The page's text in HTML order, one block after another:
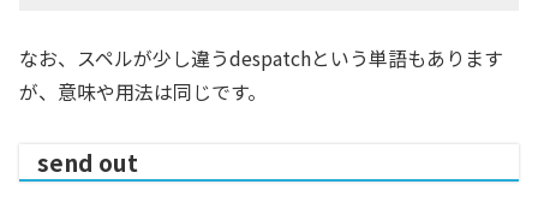
なお、スペルが少し違うdespatchという単語もあります
が、意味や用法は同じです。
send out